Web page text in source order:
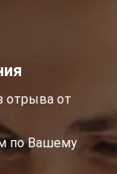
отрыва от
по Вашему